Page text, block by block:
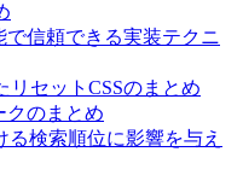
で信頼できる実装テクニ
リセットCSSのまとめ
クのまとめ
る検索順位に影響を与え